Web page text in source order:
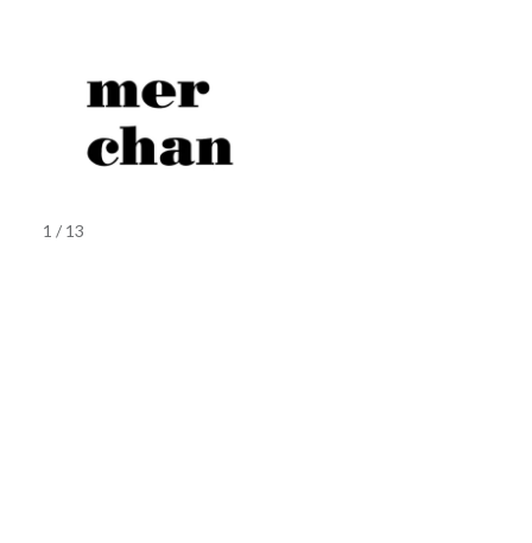
1 / 13